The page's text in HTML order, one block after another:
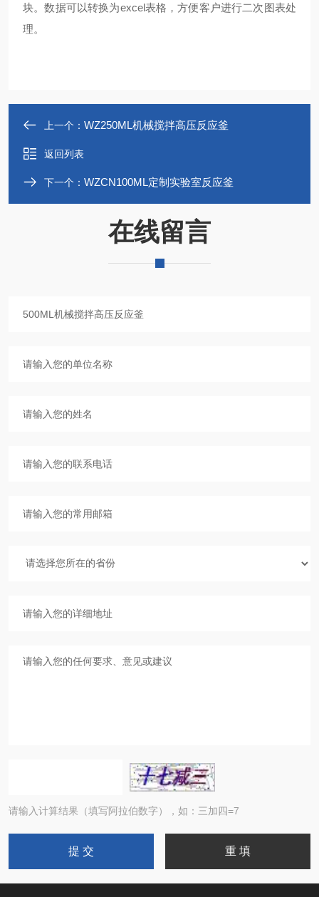
块。数据可以转换为excel表格，方便客户进行二次图表处
理。
上一个： WZ250ML机械搅拌高压反应釜
返回列表
下一个： WZCN100ML定制实验室反应釜
在线留言
请输入计算结果（填写阿拉伯数字），如：三加四=7